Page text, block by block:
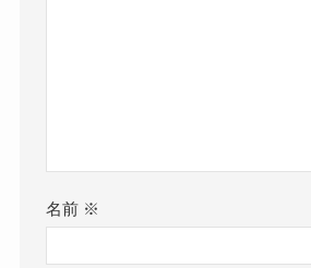
名前 ※